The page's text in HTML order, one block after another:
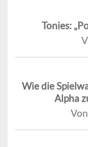
Tonies:
Wie die
Alpha